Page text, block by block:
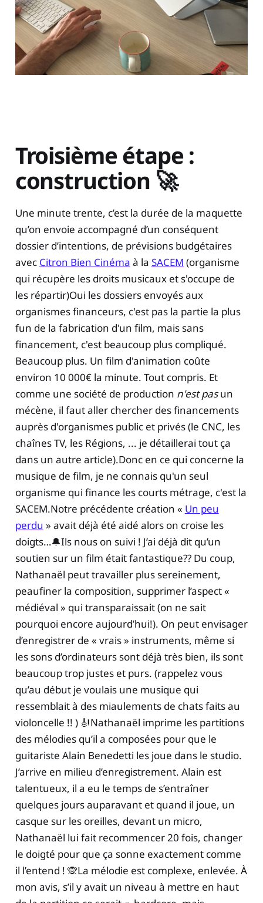
Troisième étape :
construction 🚀
Une minute trente, c’est la durée de la maquette
qu’on envoie accompagné d’un conséquent
dossier d’intentions, de prévisions budgétaires
avec Citron Bien Cinéma à la SACEM (organisme
qui récupère les droits musicaux et s'occupe de
les répartir)Oui les dossiers envoyés aux
organismes financeurs, c'est pas la partie la plus
fun de la fabrication d'un film, mais sans
financement, c'est beaucoup plus compliqué.
Beaucoup plus. Un film d'animation coûte
environ 10 000€ la minute. Tout compris. Et
comme une société de production n'est pasun
mécène, il faut aller chercher des financements
auprès d'organismes public et privés (le CNC, les
chaînes TV, les Régions, ... je détaillerai tout ça
dans un autre article).Donc en ce qui concerne la
musique de film, je ne connais qu'un seul
organisme qui finance les courts métrage, c'est la
SACEM.Notre précédente création « Un peu
perdu » avait déjà été aidé alors on croise les
doigts…🔔Ils nous on suivi ! J’ai déjà dit qu’un
soutien sur un film était fantastique?? Du coup,
Nathanaël peut travailler plus sereinement,
peaufiner la composition, supprimer l’aspect «
médiéval » qui transparaissait (on ne sait
pourquoi encore aujourd’hui!). On peut envisager
d’enregistrer de « vrais » instruments, même si
les sons d’ordinateurs sont déjà très bien, ils sont
beaucoup trop justes et purs. (rappelez vous
qu’au début je voulais une musique qui
ressemblait à des miaulements de chats faits au
violoncelle !! ) 🎻Nathanaël imprime les partitions
des mélodies qu’il a composées pour que le
guitariste Alain Benedetti les joue dans le studio.
J’arrive en milieu d’enregistrement. Alain est
talentueux, il a eu le temps de s’entraîner
quelques jours auparavant et quand il joue, un
casque sur les oreilles, devant un micro,
Nathanaël lui fait recommencer 20 fois, changer
le doigté pour que ça sonne exactement comme
il l’entend ! 🙊La mélodie est complexe, enlevée. À
mon avis, s’il y avait un niveau à mettre en haut